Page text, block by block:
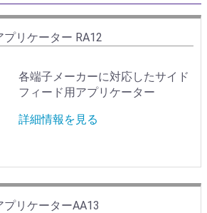
リケーター RA12
各端子メーカーに対応したサイド
フィード用アプリケーター
詳細情報を見る
リケーターAA13